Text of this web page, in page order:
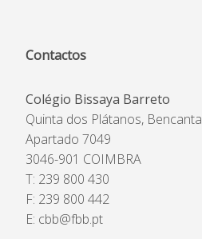
Contactos
Colégio Bissaya Barreto
Quinta dos Plátanos, Bencanta
Apartado 7049
3046-901 COIMBRA
T: 239 800 430
F: 239 800 442
E: cbb@fbb.pt